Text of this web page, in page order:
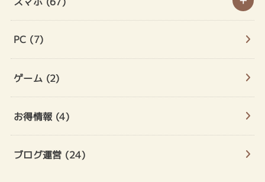
PC (7)
ゲーム (2)
お得情報 (4)
ブログ運営 (24)